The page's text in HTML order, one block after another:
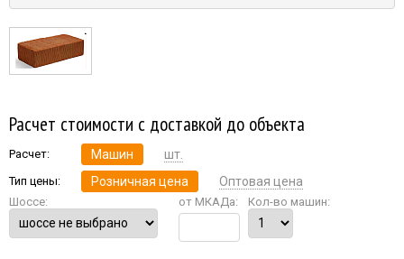
Расчет стоимости с доставкой до объекта
Расчет: Машин шт.
Тип цены: Розничная цена Оптовая цена
Шоссе: от МКАДа: Кол-во машин: